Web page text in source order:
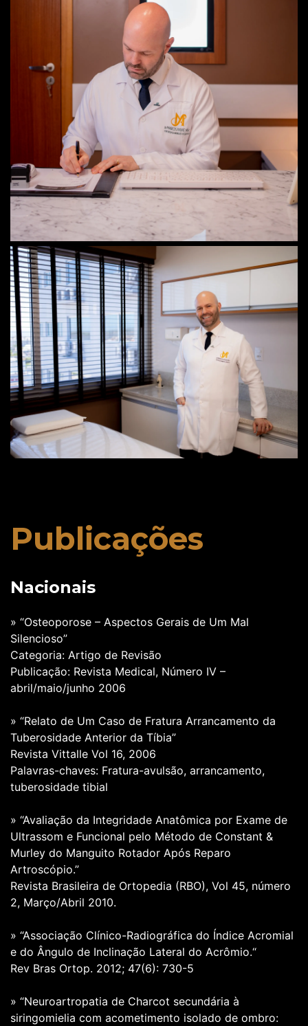
Publicações
Nacionais
» “Osteoporose – Aspectos Gerais de Um Mal
Silencioso”
Categoria: Artigo de Revisão
Publicação: Revista Medical, Número IV –
abril/maio/junho 2006
» “Relato de Um Caso de Fratura Arrancamento da
Tuberosidade Anterior da Tíbia”
Revista Vittalle Vol 16, 2006
Palavras-chaves: Fratura-avulsão, arrancamento,
tuberosidade tibial
» “Avaliação da Integridade Anatômica por Exame de
Ultrassom e Funcional pelo Método de Constant &
Murley do Manguito Rotador Após Reparo
Artroscópio.”
Revista Brasileira de Ortopedia (RBO), Vol 45, número
2, Março/Abril 2010.
» “Associação Clínico-Radiográfica do Índice Acromial
e do Ângulo de Inclinação Lateral do Acrômio.“
Rev Bras Ortop. 2012; 47(6): 730-5
» “Neuroartropatia de Charcot secundária à
siringomielia com acometimento isolado de ombro: